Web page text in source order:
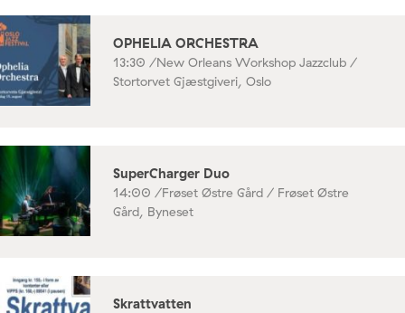
OPHELIA ORCHESTRA
13:30 /New Orleans Workshop Jazzclub /
Stortorvet Gjæstgiveri, Oslo
SuperCharger Duo
14:00 /Frøset Østre Gård / Frøset Østre
Gård, Byneset
Skrattvatten